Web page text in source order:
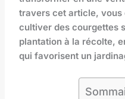
travers cet article,
cultiver des courgettes
plantation à la récolte,
qui favorisent un